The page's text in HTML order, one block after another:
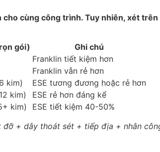
cùng công trình. Tuy nhiên, xét
gói)
Ghi chú
Franklin tiết kiệm hơn
Franklin vẫn rẻ hơn
kim)
ESE tương đương hoặc rẻ hơn
kim)
ESE rẻ hơn đáng kể
kim)
ESE tiết kiệm 40-50%
+ dây thoát sét + tiếp địa + nhân